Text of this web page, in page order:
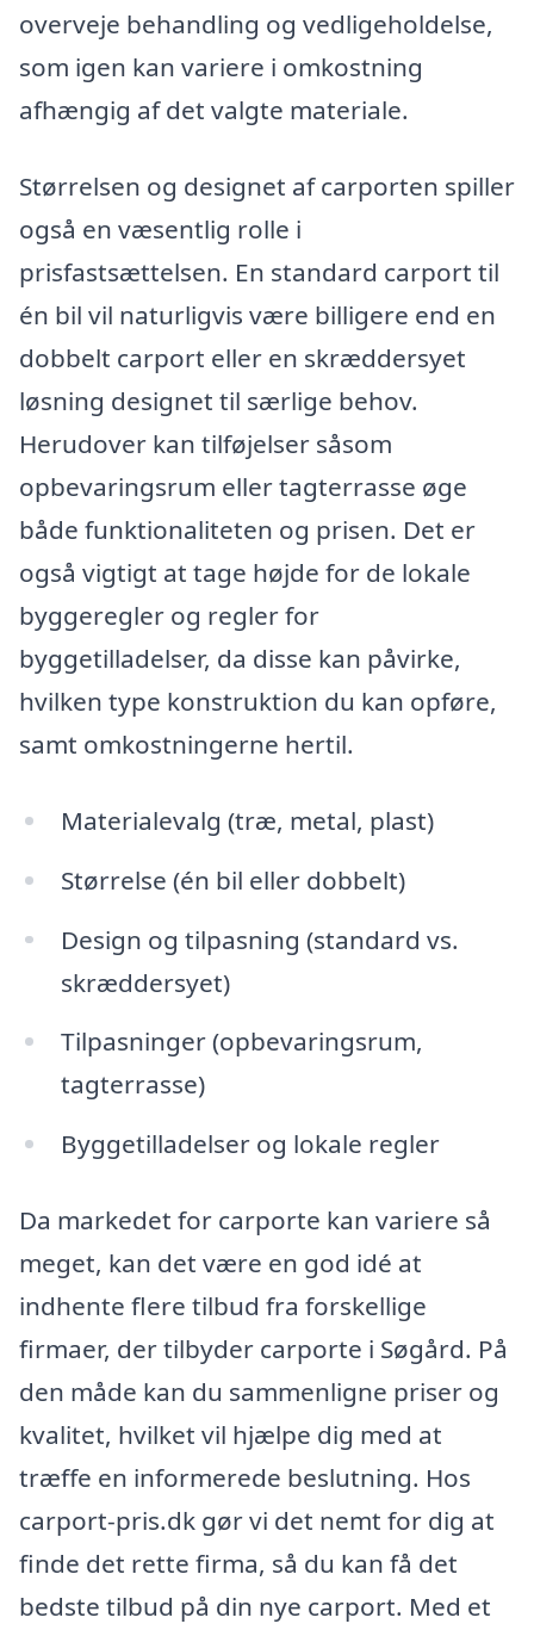
overveje behandling og vedligeholdelse,
som igen kan variere i omkostning
afhængig af det valgte materiale.
Størrelsen og designet af carporten spiller
også en væsentlig rolle i
prisfastsættelsen. En standard carport til
én bil vil naturligvis være billigere end en
dobbelt carport eller en skræddersyet
løsning designet til særlige behov.
Herudover kan tilføjelser såsom
opbevaringsrum eller tagterrasse øge
både funktionaliteten og prisen. Det er
også vigtigt at tage højde for de lokale
byggeregler og regler for
byggetilladelser, da disse kan påvirke,
hvilken type konstruktion du kan opføre,
samt omkostningerne hertil.
Materialevalg (træ, metal, plast)
Størrelse (én bil eller dobbelt)
Design og tilpasning (standard vs.
skræddersyet)
Tilpasninger (opbevaringsrum,
tagterrasse)
Byggetilladelser og lokale regler
Da markedet for carporte kan variere så
meget, kan det være en god idé at
indhente flere tilbud fra forskellige
firmaer, der tilbyder carporte i Søgård. På
den måde kan du sammenligne priser og
kvalitet, hvilket vil hjælpe dig med at
træffe en informerede beslutning. Hos
carport-pris.dk gør vi det nemt for dig at
finde det rette firma, så du kan få det
bedste tilbud på din nye carport. Med et